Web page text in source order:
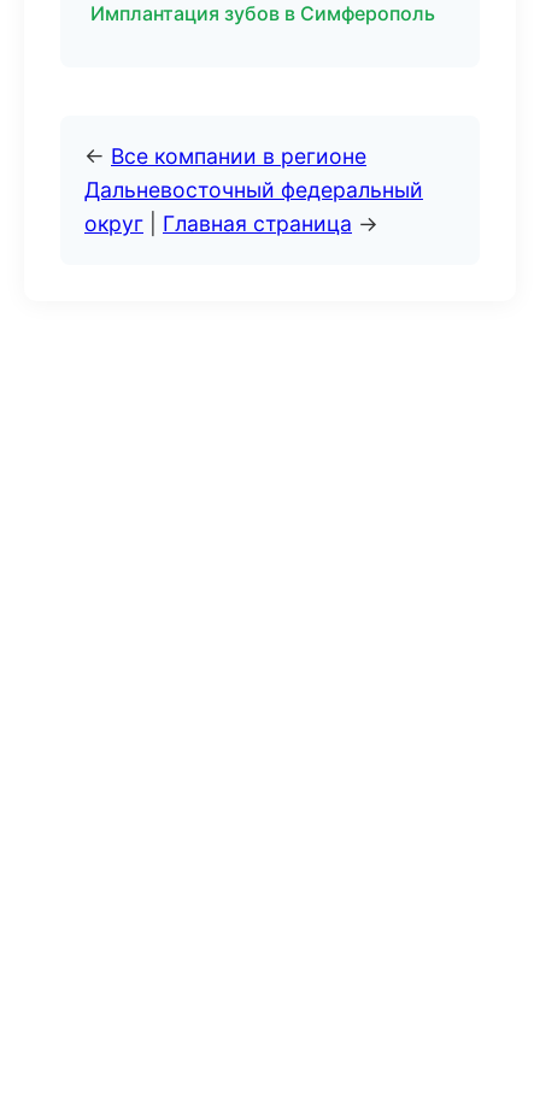
Имплантация зубов в Симферополь
← Все компании в регионе
Дальневосточный федеральный
округ
Главная страница →